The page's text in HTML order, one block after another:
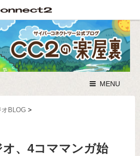
MENU
BLOG >
、4コママンガ始